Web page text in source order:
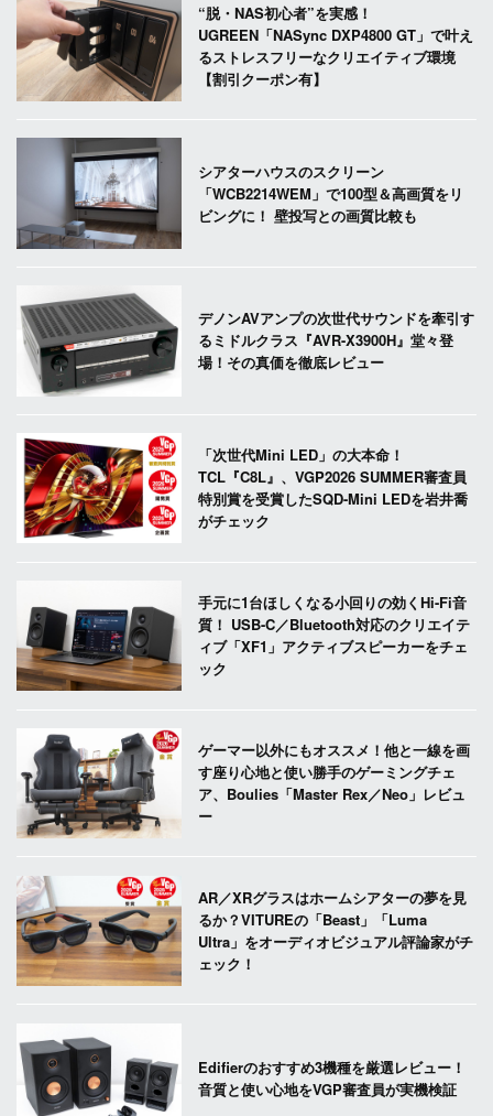
“脱・NAS初心者”を実感！
UGREEN「NASync DXP4800 GT」で叶え
るストレスフリーなクリエイティブ環境
【割引クーポン有】
シアターハウスのスクリーン
「WCB2214WEM」で100型＆高画質をリ
ビングに！ 壁投写との画質比較も
デノンAVアンプの次世代サウンドを牽引す
るミドルクラス『AVR-X3900H』堂々登
場！その真価を徹底レビュー
「次世代Mini LED」の大本命！
TCL『C8L』、VGP2026 SUMMER審査員
特別賞を受賞したSQD-Mini LEDを岩井喬
がチェック
手元に1台ほしくなる小回りの効くHi-Fi音
質！ USB-C／Bluetooth対応のクリエイテ
ィブ「XF1」アクティブスピーカーをチェ
ック
ゲーマー以外にもオススメ！他と一線を画
す座り心地と使い勝手のゲーミングチェ
ア、Boulies「Master Rex／Neo」レビュ
ー
AR／XRグラスはホームシアターの夢を見
るか？VITUREの「Beast」「Luma
Ultra」をオーディオビジュアル評論家がチ
ェック！
Edifierのおすすめ3機種を厳選レビュー！
音質と使い心地をVGP審査員が実機検証